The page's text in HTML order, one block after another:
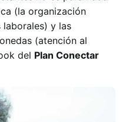
(la organización
y las
(atención al
del Plan Conectar